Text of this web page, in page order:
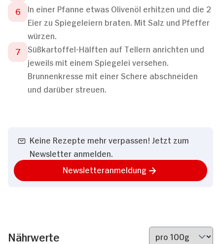
In einer Pfanne etwas Olivenöl erhitzen und die 2
Eier zu Spiegeleiern braten. Mit Salz und Pfeffer
würzen.
Süßkartoffel-Hälften auf Tellern anrichten und
jeweils mit einem Spiegelei versehen.
Brunnenkresse mit einer Schere abschneiden
und darüber streuen.
Keine Rezepte mehr verpassen! Jetzt zum
Newsletter anmelden.
Newsletteranmeldung
Nährwerte